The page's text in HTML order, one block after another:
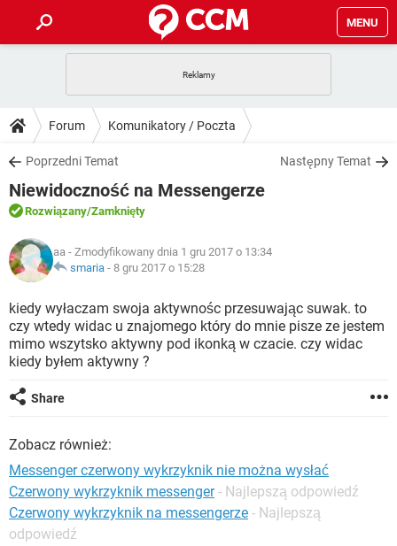
MENU
GRY WHATSAPP
SPOTIFY
INSTAGRAM FACEBOOK
WINDOWS 10
PORADY
PlayStation TIKTOK
SPOTIFY
INSTAGRAM
WINDOWS 10
DO POBRANIA
ANDROID TIKTOK
GRY
IOS NETFLIX
INSTAGRAM
WINDOWS 10
FORUM
COVID-19
GRY
INSTAGRAM FACEBOOK
WINDOWS 10
ARTYKUŁY
COVID-19
GRY WHATSAPP
SPOTIFY NETFLIX
INSTAGRAM
WINDOWS 10
Forum Komunikatory / Poczta
Poprzedni Temat Następny Temat
Niewidoczność na Messengerze
Rozwiązany/Zamknięty
aa - Zmodyfikowany dnia 1 gru 2017 o 13:34
smaria - 8 gru 2017 o 15:28
kiedy wyłaczam swoja aktywnośc przesuwając suwak. to
czy wtedy widac u znajomego który do mnie pisze ze jestem
mimo wszytsko aktywny pod ikonką w czacie. czy widac
kiedy byłem aktywny ?
Share
Zobacz również:
Messenger czerwony wykrzyknik nie można wysłać
Czerwony wykrzyknik messenger - Najlepszą odpowiedź
Czerwony wykrzyknik na messengerze - Najlepszą
odpowiedź